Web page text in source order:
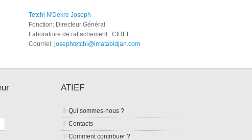
Tetchi N'Dekre Joseph
Fonction: Directeur Général
Laboratoire de rattachement : CIREL
Courriel: josephtetchi@imatabidjan.com
ATIEF
Qui sommes-nous ?
Contacts
Comment contribuer ?